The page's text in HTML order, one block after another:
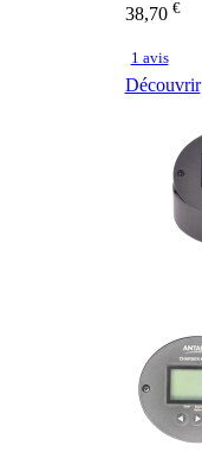
38,70 €
1 avis
Découvrir